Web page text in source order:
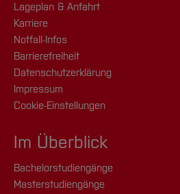
Lageplan & Anfahrt
Karriere
Notfall-Infos
Barrierefreiheit
Datenschutzerklärung
Impressum
Cookie-Einstellungen
Im Überblick
Bachelorstudiengänge
Masterstudiengänge